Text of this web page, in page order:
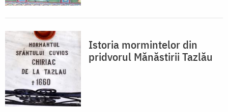
Istoria mormintelor din
pridvorul Mănăstirii Tazlău